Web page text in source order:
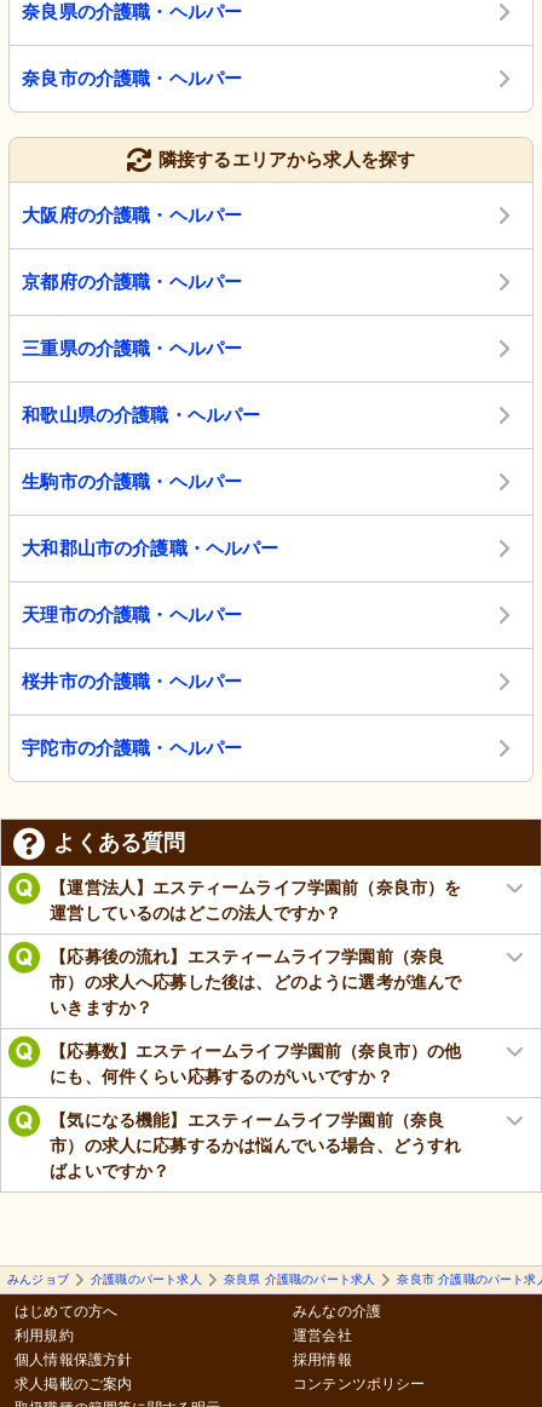
奈良県の介護職・ヘルパー
奈良市の介護職・ヘルパー
隣接するエリアから求人を探す
大阪府の介護職・ヘルパー
京都府の介護職・ヘルパー
三重県の介護職・ヘルパー
和歌山県の介護職・ヘルパー
生駒市の介護職・ヘルパー
大和郡山市の介護職・ヘルパー
天理市の介護職・ヘルパー
桜井市の介護職・ヘルパー
宇陀市の介護職・ヘルパー
よくある質問
【運営法人】エスティームライフ学園前（奈良市）を
運営しているのはどこの法人ですか？
【応募後の流れ】エスティームライフ学園前（奈良
市）の求人へ応募した後は、どのように選考が進んで
いきますか？
【応募数】エスティームライフ学園前（奈良市）の他
にも、何件くらい応募するのがいいですか？
【気になる機能】エスティームライフ学園前（奈良
市）の求人に応募するかは悩んでいる場合、どうすれ
ばよいですか？
みんジョブ 介護職のパート求人 奈良県 介護職のパート求人 奈良市 介護職のパート求
はじめての方へ
利用規約
個人情報保護方針
求人掲載のご案内
みんなの介護
運営会社
採用情報
コンテンツポリシー